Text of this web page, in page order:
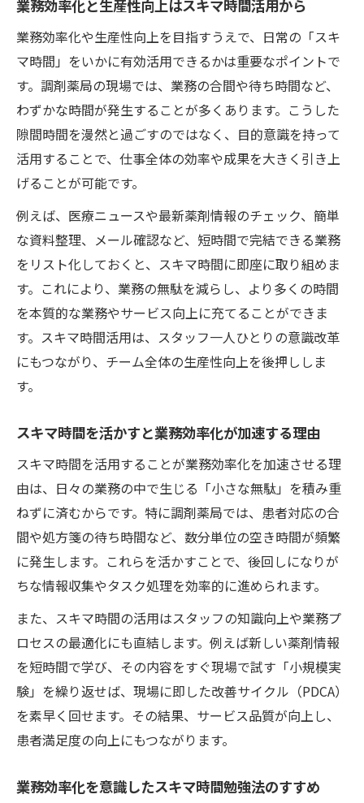
業務効率化と生産性向上はスキマ時間活用から
業務効率化や生産性向上を目指すうえで、日常の「スキ
マ時間」をいかに有効活用できるかは重要なポイントで
す。調剤薬局の現場では、業務の合間や待ち時間など、
わずかな時間が発生することが多くあります。こうした
隙間時間を漫然と過ごすのではなく、目的意識を持って
活用することで、仕事全体の効率や成果を大きく引き上
げることが可能です。
例えば、医療ニュースや最新薬剤情報のチェック、簡単
な資料整理、メール確認など、短時間で完結できる業務
をリスト化しておくと、スキマ時間に即座に取り組めま
す。これにより、業務の無駄を減らし、より多くの時間
を本質的な業務やサービス向上に充てることができま
す。スキマ時間活用は、スタッフ一人ひとりの意識改革
にもつながり、チーム全体の生産性向上を後押ししま
す。
スキマ時間を活かすと業務効率化が加速する理由
スキマ時間を活用することが業務効率化を加速させる理
由は、日々の業務の中で生じる「小さな無駄」を積み重
ねずに済むからです。特に調剤薬局では、患者対応の合
間や処方箋の待ち時間など、数分単位の空き時間が頻繁
に発生します。これらを活かすことで、後回しになりが
ちな情報収集やタスク処理を効率的に進められます。
また、スキマ時間の活用はスタッフの知識向上や業務プ
ロセスの最適化にも直結します。例えば新しい薬剤情報
を短時間で学び、その内容をすぐ現場で試す「小規模実
験」を繰り返せば、現場に即した改善サイクル（PDCA）
を素早く回せます。その結果、サービス品質が向上し、
患者満足度の向上にもつながります。
業務効率化を意識したスキマ時間勉強法のすすめ